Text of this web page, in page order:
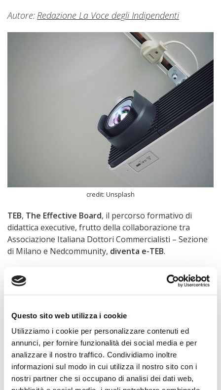
Questo sito web utilizza i cookie
Utilizziamo i cookie per personalizzare contenuti ed
annunci, per fornire funzionalità dei social media e per
analizzare il nostro traffico. Condividiamo inoltre
informazioni sul modo in cui utilizza il nostro sito con i
nostri partner che si occupano di analisi dei dati web,
Autore: Redazione La Voce degli Indipendenti
credit: Unsplash
TEB, The Effective Board, il percorso formativo di
didattica executive, frutto della collaborazione tra
Associazione Italiana Dottori Commercialisti – Sezione
di Milano e Nedcommunity, diventa e-TEB.
La terza edizione del percorso
, che ad oggi ha al suo
attivo la formazione di 110 professionisti,
prenderà il
via il 25 settembrecavalcando l’onda della
trasformazione digitale, sostenuta, tra l’altro, dalla
situazione attuale e dalle prospettive di mantenimento
delle misure di contenimento del COVID-19 anche per il
periodo autunnale. Grazie all’abbattimento della
barriera della distanza, inoltre, diventa molto più
semplice per gli iscritti coniugare i molteplici impegni
lavorativi giornalieri con la frequentazione delle lezioni.